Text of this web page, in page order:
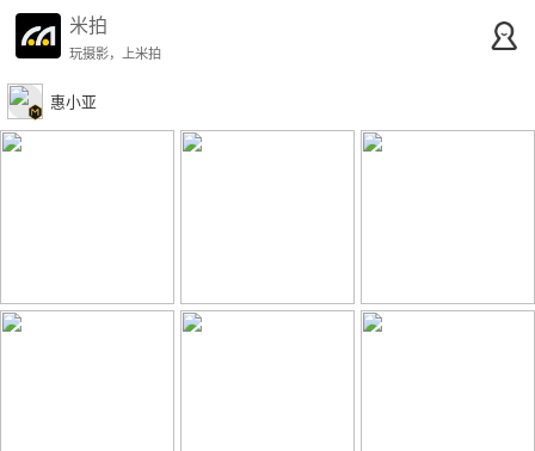
米拍
玩摄影，上米拍
惠小亚